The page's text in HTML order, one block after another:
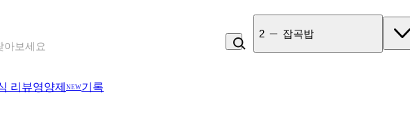
아보세요
3 사과
리뷰영양제 NEW기록